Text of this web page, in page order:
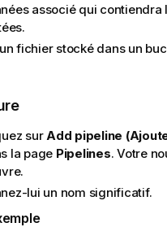
associé qui contiendra
fichier stocké dans un
sur Add pipeline
la page Pipelines. Votre
lui un nom significatif.